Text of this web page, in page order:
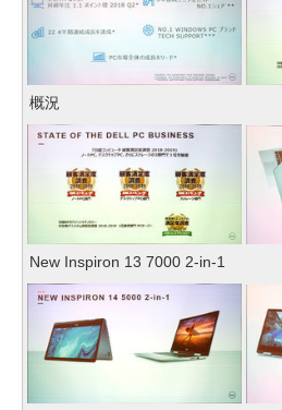
概況
New Inspiron 13 7000 2-in-1